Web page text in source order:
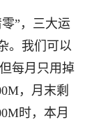
”，三大运
。我们可以
每月只用掉
，月末剩
时，本月